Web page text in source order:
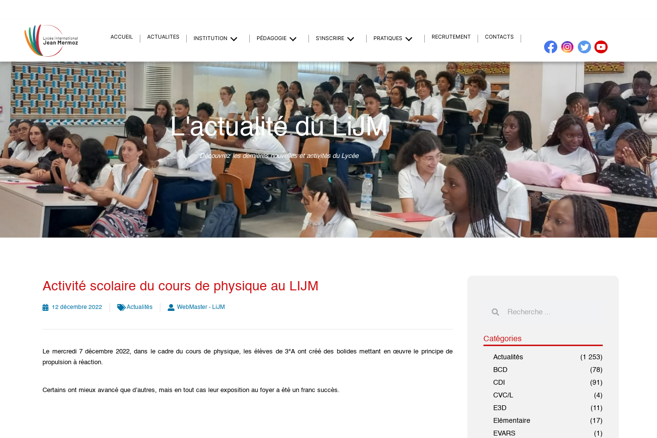
ACCUEIL ACTUALITÉS INSTITUTION PÉDAGOGIE S’INSCRIRE PRATIQUES RECRUTEMENT CONTACTS
L'actualité du LiJM
Découvrez les dernières nouvelles et activités du Lycée
Activité scolaire du cours de physique au LIJM
12 décembre 2022 Actualités WebMaster - LiJM
Le mercredi 7 décembre 2022, dans le cadre du cours de physique, les élèves de 3°A ont créé des bolides mettant en œuvre le principe de
propulsion à réaction.
Certains ont mieux avancé que d’autres, mais en tout cas leur exposition au foyer a été un franc succès.
Catégories
Actualités
(1 253)
BCD
(78)
CDI
(91)
CVC/L
(4)
E3D
(11)
Elémentaire
(17)
EVARS
(1)